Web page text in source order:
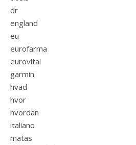
dr
england
eu
eurofarma
eurovital
garmin
hvad
hvor
hvordan
italiano
matas